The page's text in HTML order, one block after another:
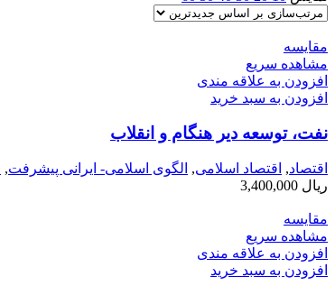
مقایسه
مشاهده سریع
افزودن به علاقه مندی
افزودن به سبد خرید
نفت، توسعه دیر هنگام و انقلاب
اقتصاد, اقتصاد اسلامی, الگوی اسلامی- ایرانی پیشرفت,
ریال
مقایسه
مشاهده سریع
افزودن به علاقه مندی
افزودن به سبد خرید